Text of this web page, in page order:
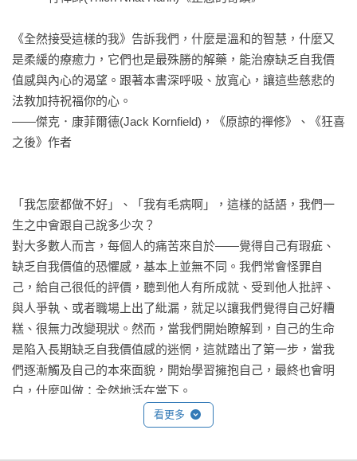
《全然接受這樣的我》告訴我們，什麼是溫和的智慧，什麼又
是柔緩的療癒力，它們也是最殊勝的解藥，能治療缺乏自我價
值感與內心的渴望。跟著本書深呼吸、放寬心，讓這些慈悲的
法教加持祝福你的心。
——傑克．康菲爾德(Jack Kornfield)，《原諒的禪修》、《狂喜
之後》作者
「我怎麼都做不好」、「我有毛病啊」，這樣的話語，我們一
生之中會跟自己說多少次？
對大多數人而言，每個人的痛苦來自於——覺得自己有瑕疵、
缺乏自我價值的恐懼感，基本上並無不同。我們常會怪罪自
己，給自己很低的評價，聽到他人有所成就、受到他人批評、
與人爭執、或者職場上出了紕漏，就足以讓我們覺得自己好糟
糕、很無力改變現狀。然而，當我們開始瞭解到，自己的生命
是陷入長期缺乏自我價值感的迷惘，這就踏出了第一步，當我
們逐漸觸及自己的本來面貌，開始學習擁抱自己，最終也會明
白，什麼叫做：全然地活在當下。
作者塔拉．布萊克擁有身為禪修老師和心理治療師二十年的豐
看更多